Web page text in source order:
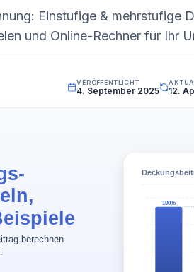
Einstufige & mehrstufige
und Online-Rechner für Ihr
VERÖFFENTLICHT
4. September 2025 12.